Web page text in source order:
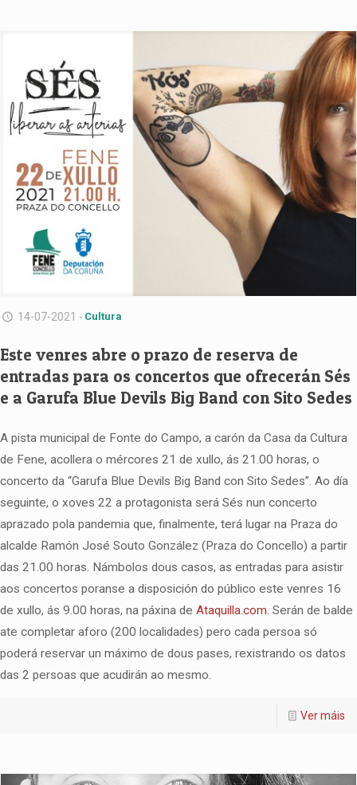
14-07-2021 - Cultura
Este venres abre o prazo de reserva de
entradas para os concertos que ofrecerán Sés
e a Garufa Blue Devils Big Band con Sito Sedes
A pista municipal de Fonte do Campo, a carón da Casa da Cultura
de Fene, acollera o mércores 21 de xullo, ás 21.00 horas, o
concerto da “Garufa Blue Devils Big Band con Sito Sedes”. Ao día
seguinte, o xoves 22 a protagonista será Sés nun concerto
aprazado pola pandemia que, finalmente, terá lugar na Praza do
alcalde Ramón José Souto González (Praza do Concello) a partir
das 21.00 horas. Námbolos dous casos, as entradas para asistir
aos concertos poranse a disposición do público este venres 16
de xullo, ás 9.00 horas, na páxina de Ataquilla.com. Serán de balde
ate completar aforo (200 localidades) pero cada persoa só
poderá reservar un máximo de dous pases, rexistrando os datos
das 2 persoas que acudirán ao mesmo.
Ver máis